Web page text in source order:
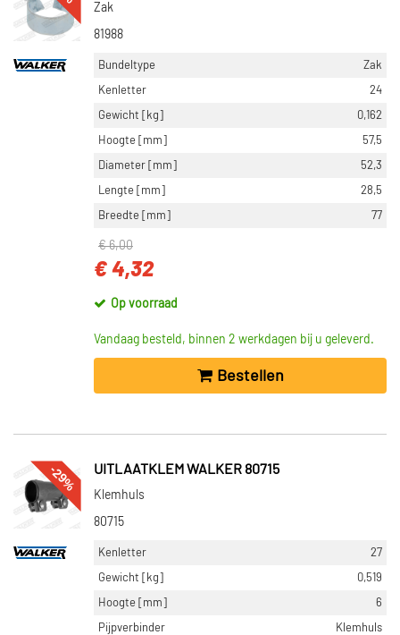
Zak
81988
Bundeltype
Zak
Kenletter
24
Gewicht [kg]
0,162
Hoogte [mm]
57,5
Diameter [mm]
52,3
Lengte [mm]
28,5
Breedte [mm]
77
€ 6,00
€ 4,32
Op voorraad
Vandaag besteld, binnen 2 werkdagen bij u geleverd.
Bestellen
-29% UITLAATKLEM WALKER 80715
Klemhuls
80715
Kenletter
27
Gewicht [kg]
0,519
Hoogte [mm]
6
Pijpverbinder
Klemhuls